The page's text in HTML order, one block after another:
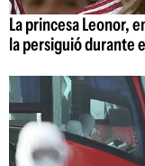
La princesa Leonor,
la persiguió durante